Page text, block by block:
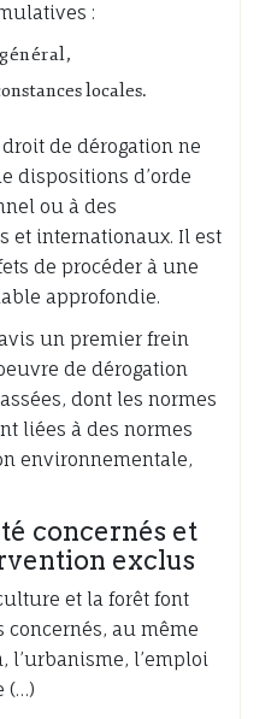
:
locales.
de dérogation ne
dispositions d’orde
ou à des
et internationaux. Il est
de procéder à une
approfondie.
un premier frein
de dérogation
dont les normes
liées à des normes
environnementale,
concernés et
exclus
et la forêt font
concernés, au même
l’urbanisme, l’emploi
(…)